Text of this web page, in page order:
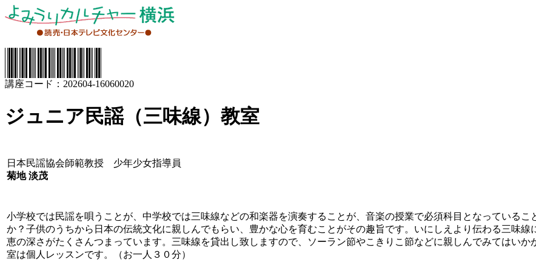
講座コード：202604-16060020
ジュニア民謡（三味線）教室
日本民謡協会師範教授 少年少女指導員
菊地 淡茂
小学校では民謡を唄うことが、中学校では三味線などの和楽器を演奏することが、音楽の授業で必須科目となっているこ
か？子供のうちから日本の伝統文化に親しんでもらい、豊かな心を育むことがその趣旨です。いにしえより伝わる三味線
恵の深さがたくさんつまっています。三味線を貸出し致しますので、ソーラン節やこきりこ節などに親しんでみてはいか
室は個人レッスンです。（お一人３０分）